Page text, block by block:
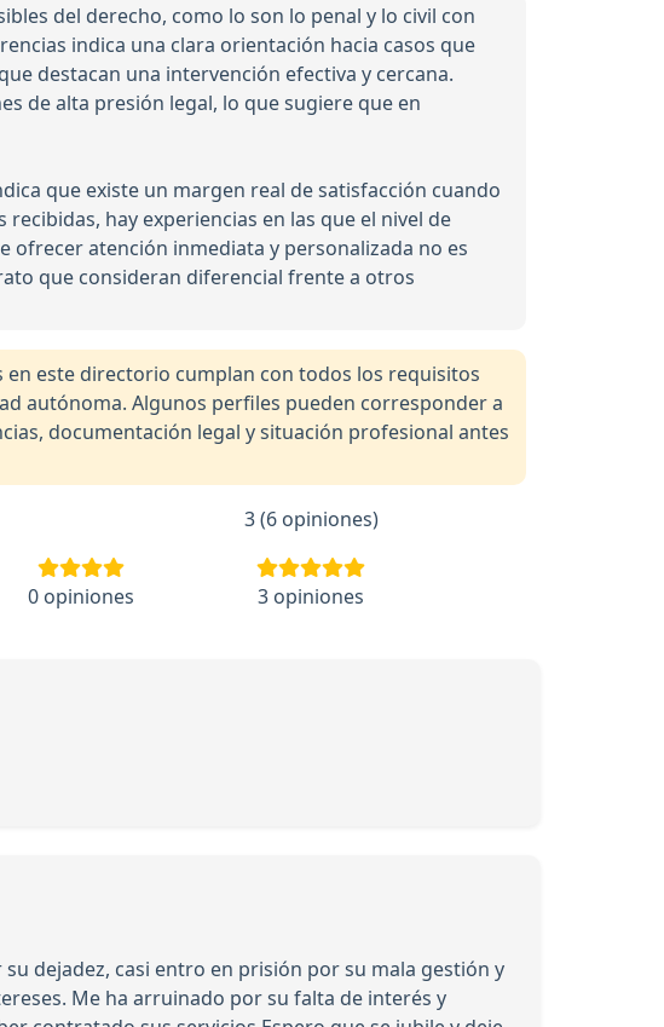
del derecho, como lo son lo penal y lo civil con
indica una clara orientación hacia casos que
destacan una intervención efectiva y cercana.
de alta presión legal, lo que sugiere que en
que existe un margen real de satisfacción cuando
hay experiencias en las que el nivel de
ofrecer atención inmediata y personalizada no es
que consideran diferencial frente a otros
este directorio cumplan con todos los requisitos
autónoma. Algunos perfiles pueden corresponder a
documentación legal y situación profesional antes
3 (6 opiniones)
0 opiniones 3 opiniones
dejadez, casi entro en prisión por su mala gestión y
Me ha arruinado por su falta de interés y